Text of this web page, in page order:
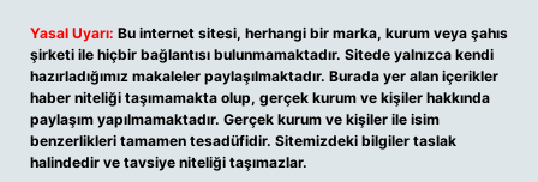
Yasal Uyarı: Bu internet sitesi, herhangi bir marka, kurum veya şahıs
şirketi ile hiçbir bağlantısı bulunmamaktadır. Sitede yalnızca kendi
hazırladığımız makaleler paylaşılmaktadır. Burada yer alan içerikler
haber niteliği taşımamakta olup, gerçek kurum ve kişiler hakkında
paylaşım yapılmamaktadır. Gerçek kurum ve kişiler ile isim
benzerlikleri tamamen tesadüfidir. Sitemizdeki bilgiler taslak
halindedir ve tavsiye niteliği taşımazlar.